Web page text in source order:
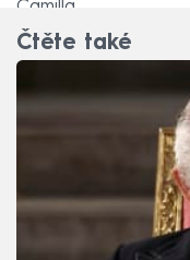
Camilla...
Čtěte také